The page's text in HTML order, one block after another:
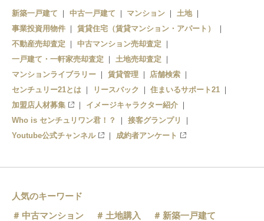
熊本県（14）
大分県（29）
鹿児島県（7）
沖縄県（27）
新築一戸建て 中古一戸建て マンション
土地
事業投資用物件
賃貸住宅（賃貸マンション・アパート）
不動産売却査定
中古マンション売却査定
一戸建て・一軒家売却査定
土地売却査定
マンションライブラリー
賃貸管理
店舗検索
センチュリー21とは
リースバック
住まいるサポート21
加盟店人材募集
イメージキャラクター紹介
Who is センチュリワン君！？
接客グランプリ
Youtube公式チャンネル
成約者アンケート
人気のキーワード
中古マンション
土地購入
新築一戸建て